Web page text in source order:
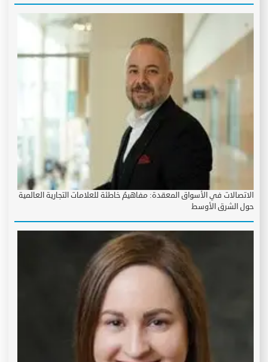
الاتصالات في الأسواق المعقدة: مفاهيمُ خاطئة للعلامات التجارية العالمية
حول الشرق الأوسط